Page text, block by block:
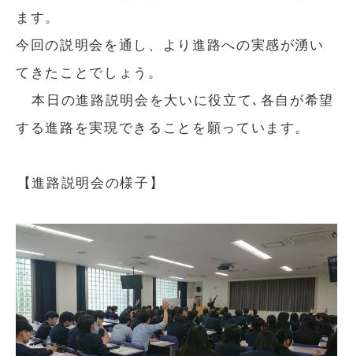
ます。
今回の説明会を通し、より進路への実感が湧い
てきたことでしょう。
本日の進路説明会を大いに役立て､各自が希望
する進路を実現できることを願っています。
【進路説明会の様子】